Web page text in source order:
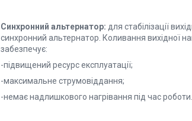
Синхронний альтернатор: для стабілізації
синхронний альтернатор. Коливання вихідної
забезпечує:
-підвищений ресурс експлуатації;
-максимальне струмовіддання;
-немає надлишкового нагрівання під час роботи.